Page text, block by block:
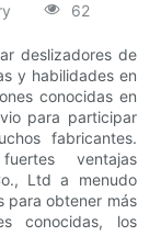
62
deslizadores de
y habilidades en
conocidas en
para participar
fabricantes.
ventajas
Ltd a menudo
para obtener más
conocidas, los